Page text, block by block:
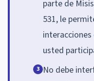
parte de
531, le
interacciones
usted
3 No debe